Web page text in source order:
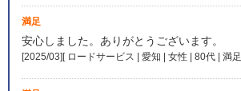
満足
安心しました。ありがとうございます。
[2025/03][ ロードサービス | 愛知 | 女性 | 80代 | 満足